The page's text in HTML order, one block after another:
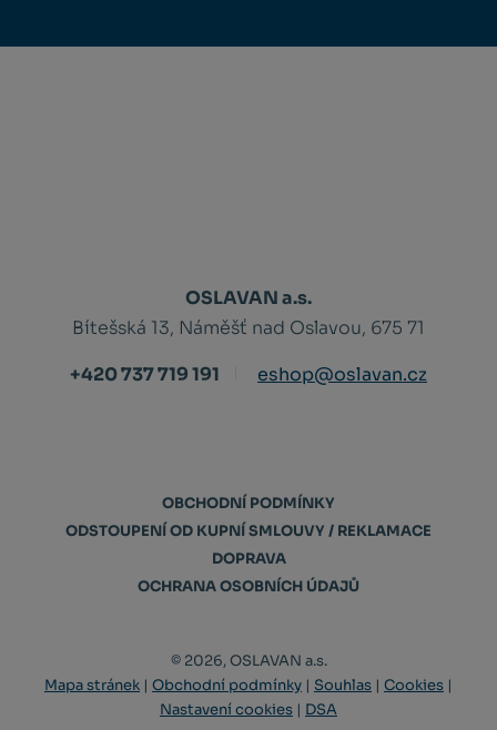
OSLAVAN a.s.
Bítešská 13, Náměšť nad Oslavou, 675 71
+420 737 719 191
eshop@oslavan.cz
OBCHODNÍ PODMÍNKY
ODSTOUPENÍ OD KUPNÍ SMLOUVY / REKLAMACE
DOPRAVA
OCHRANA OSOBNÍCH ÚDAJŮ
© 2026, OSLAVAN a.s.
Mapa stránek | Obchodní podmínky | Souhlas | Cookies |
Nastavení cookies | DSA